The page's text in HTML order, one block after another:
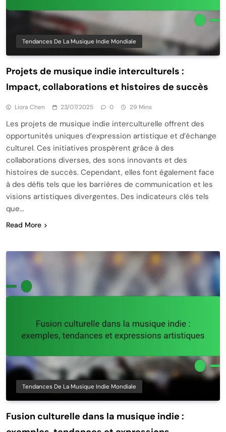
Tendances De La Musique Indie Mondiale
Projets de musique indie interculturels :
Impact, collaborations et histoires de succès
Liora Chen 23/07/2025 0 29 Mins
Les projets de musique indie interculturelle offrent des
opportunités uniques d’expression artistique et d’échange
culturel. Ces initiatives prospèrent grâce à des
collaborations diverses, des sons innovants et des
histoires de succès. Cependant, elles font également face
à des défis tels que les barrières de communication et les
visions artistiques divergentes. Des indicateurs clés tels
que…
Read More
Tendances De La Musique Indie Mondiale
Fusion culturelle dans la musique indie :